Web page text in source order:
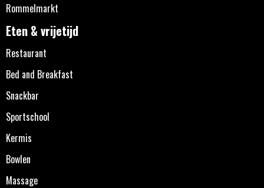
Rommelmarkt
Eten & vrijetijd
Restaurant
Bed and Breakfast
Snackbar
Sportschool
Kermis
Bowlen
Massage